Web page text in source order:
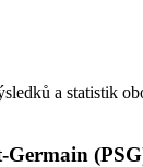
a statistik